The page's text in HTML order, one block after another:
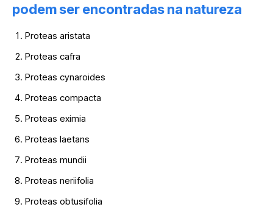
podem ser encontradas na natureza
Proteas aristata
Proteas cafra
Proteas cynaroides
Proteas compacta
Proteas eximia
Proteas laetans
Proteas mundii
Proteas neriifolia
Proteas obtusifolia